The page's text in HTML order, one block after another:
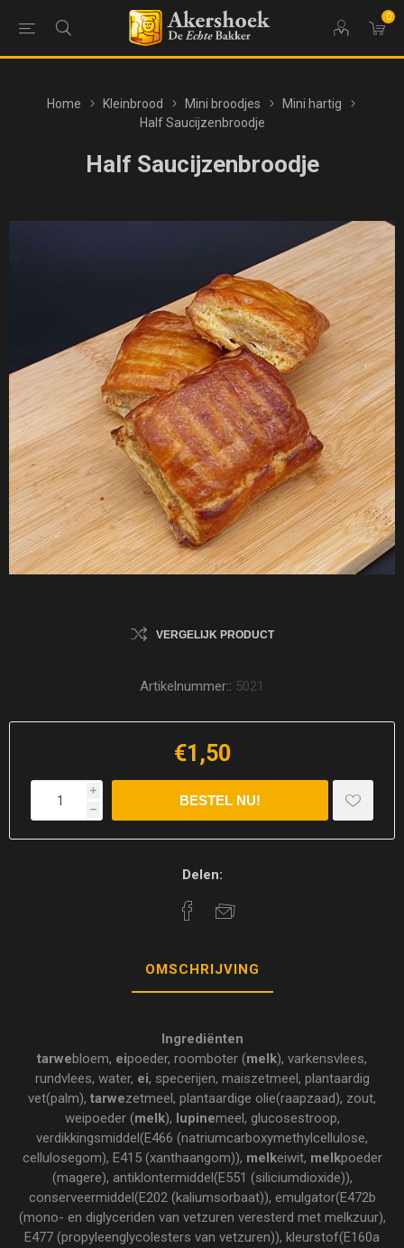
0
Home Kleinbrood Mini broodjes
Mini hartig
Half Saucijzenbroodje
Half Saucijzenbroodje
VERGELIJK PRODUCT
Artikelnummer:: 5021
€1,50
i
h
Delen:
OMSCHRIJVING
Ingrediënten
tarwebloem, eipoeder, roomboter (melk), varkensvlees,
rundvlees, water, ei, specerijen, maiszetmeel, plantaardig
vet(palm), tarwezetmeel, plantaardige olie(raapzaad), zout,
weipoeder (melk), lupinemeel, glucosestroop,
verdikkingsmiddel(E466 (natriumcarboxymethylcellulose,
cellulosegom), E415 (xanthaangom)), melkeiwit, melkpoeder
(magere), antiklontermiddel(E551 (siliciumdioxide)),
conserveermiddel(E202 (kaliumsorbaat)), emulgator(E472b
(mono- en diglyceriden van vetzuren veresterd met melkzuur),
E477 (propyleenglycolesters van vetzuren)), kleurstof(E160a